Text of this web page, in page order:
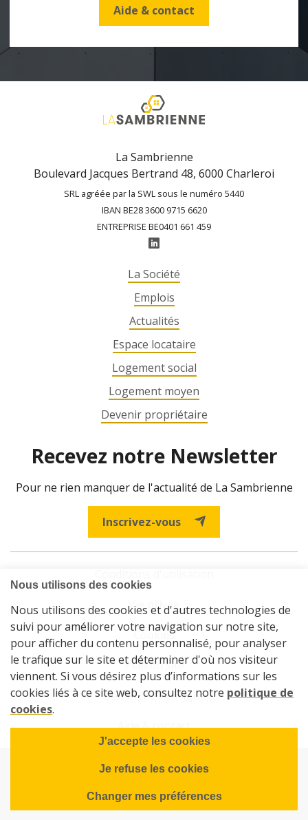
Aide & contact
La Sambrienne
Boulevard Jacques Bertrand 48, 6000 Charleroi
SRL agréée par la SWL sous le numéro 5440
IBAN BE28 3600 9715 6620
ENTREPRISE BE0401 661 459
La Société
Emplois
Actualités
Espace locataire
Logement social
Logement moyen
Devenir propriétaire
Recevez notre Newsletter
Pour ne rien manquer de l'actualité de La Sambrienne
Inscrivez-vous
Vie privée
Cookies
Plan du site
Démarches en ligne
Aide & contact
© 2026 La Sambrienne - Société de logements de service public
Powered by Wavenet